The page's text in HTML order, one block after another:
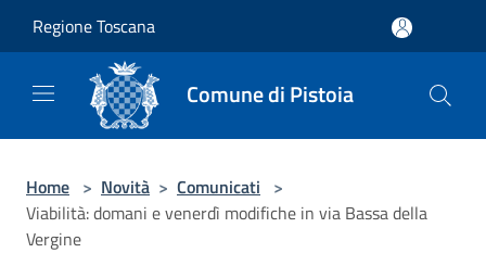
Regione Toscana
Comune di Pistoia
Home > Novità > Comunicati >
Viabilità: domani e venerdì modifiche in via Bassa della
Vergine